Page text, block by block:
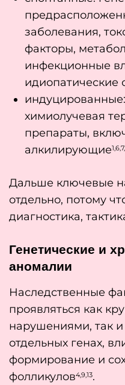
заболевания,
факторы,
инфекционные
идиопатические
химиолучевая
препараты,
алкилирующие
Дальше ключевые
отдельно, потому
диагностика,
Генетические и
аномалии
Наследственные
проявляться как
нарушениями, так
отдельных генах,
формирование и
фолликулов4,9,13.